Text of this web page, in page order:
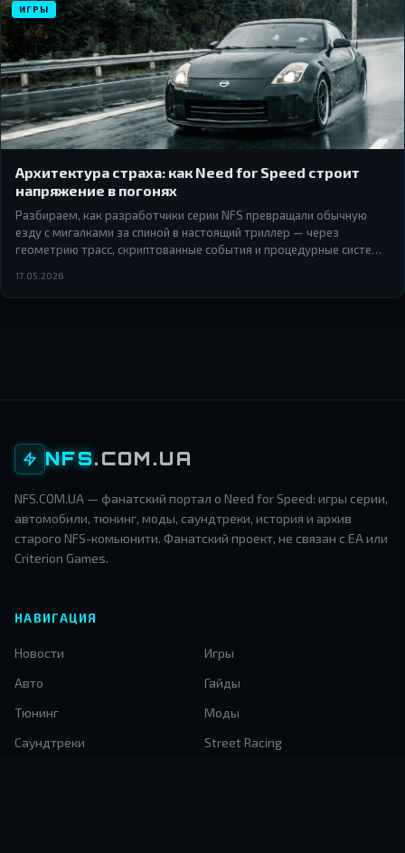
ИГРЫ
Архитектура страха: как Need for Speed строит
напряжение в погонях
Разбираем, как разработчики серии NFS превращали обычную
езду с мигалками за спиной в настоящий триллер — через
геометрию трасс, скриптованные события и процедурные системы
17.05.2026
NFS.COM.UA
NFS.COM.UA — фанатский портал о Need for Speed: игры серии,
автомобили, тюнинг, моды, саундтреки, история и архив
старого NFS-комьюнити. Фанатский проект, не связан с EA или
Criterion Games.
НАВИГАЦИЯ
Новости
Игры
Авто
Гайды
Тюнинг
Моды
Саундтреки
Street Racing